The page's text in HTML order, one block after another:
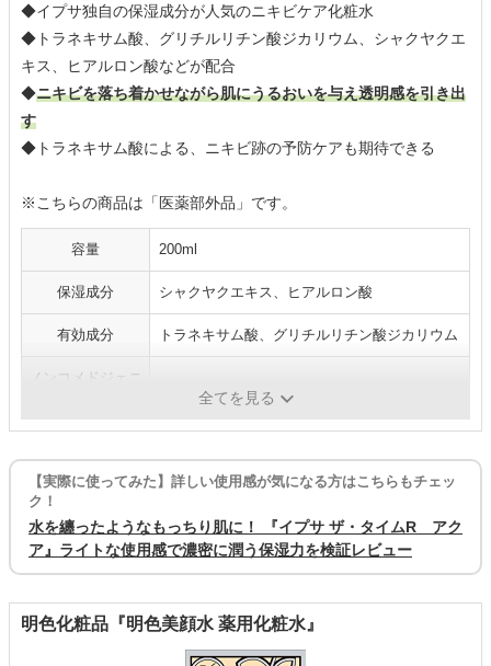
◆イプサ独自の保湿成分が人気のニキビケア化粧水
◆トラネキサム酸、グリチルリチン酸ジカリウム、シャクヤクエ
キス、ヒアルロン酸などが配合
◆ニキビを落ち着かせながら肌にうるおいを与え透明感を引き出
す
◆トラネキサム酸による、ニキビ跡の予防ケアも期待できる
※こちらの商品は「医薬部外品」です。
容量 200ml
保湿成分 シャクヤクエキス、ヒアルロン酸
有効成分 トラネキサム酸、グリチルリチン酸ジカリウム
ノンコメドジェニ
全てを見る
【実際に使ってみた】詳しい使用感が気になる方はこちらもチェッ
ク！
水を纏ったようなもっちり肌に！ 『イプサ ザ・タイムR アク
ア』ライトな使用感で濃密に潤う保湿力を検証レビュー
明色化粧品『明色美顔水 薬用化粧水』